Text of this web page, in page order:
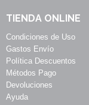
TIENDA ONLINE
Condiciones de Uso
Gastos Envío
Política Descuentos
Métodos Pago
Devoluciones
Ayuda